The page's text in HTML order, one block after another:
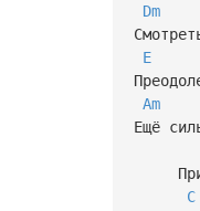
Dm
E
Am
Ещё
C